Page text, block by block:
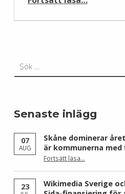
Senaste inlägg
07
AUG
Skåne dominerar
är kommunerna
Fortsätt läsa“Skåne dominerar årets Wiki Loves Earth – här är kommunerna med flest bilder”
…
23
Wikimedia Sverige